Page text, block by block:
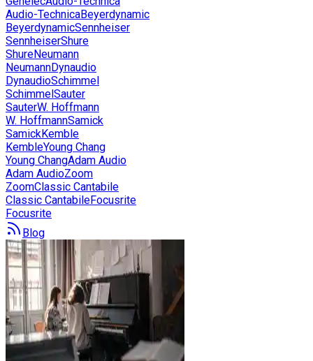
Audio-TechnicaBeyerdynamic
BeyerdynamicSennheiser
SennheiserShure
ShureNeumann
NeumannDynaudio
DynaudioSchimmel
SchimmelSauter
SauterW. Hoffmann
W. HoffmannSamick
SamickKemble
KembleYoung Chang
Young ChangAdam Audio
Adam AudioZoom
ZoomClassic Cantabile
Classic CantabileFocusrite
Focusrite
Blog